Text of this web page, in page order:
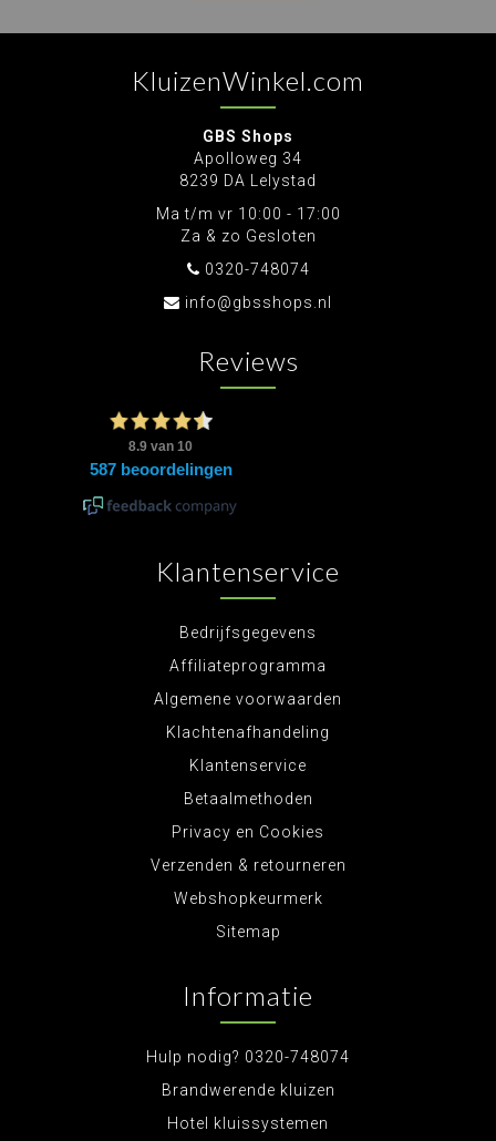
KluizenWinkel.com
GBS Shops
Apolloweg 34
8239 DA Lelystad
Ma t/m vr 10:00 - 17:00
Za & zo Gesloten
0320-748074
info@gbsshops.nl
Reviews
Klantenservice
Bedrijfsgegevens
Affiliateprogramma
Algemene voorwaarden
Klachtenafhandeling
Klantenservice
Betaalmethoden
Privacy en Cookies
Verzenden & retourneren
Webshopkeurmerk
Sitemap
Informatie
Hulp nodig? 0320-748074
Brandwerende kluizen
Hotel kluissystemen